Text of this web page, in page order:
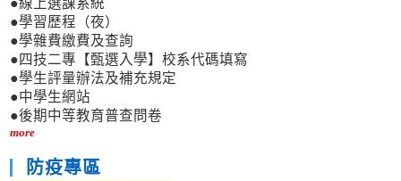
●線上選課系統
●學習歷程（夜）
●學雜費繳費及查詢
●四技二專【甄選入學】校系代碼填寫
●學生評量辦法及補充規定
●中學生網站
●後期中等教育普查問卷
more
防疫專區